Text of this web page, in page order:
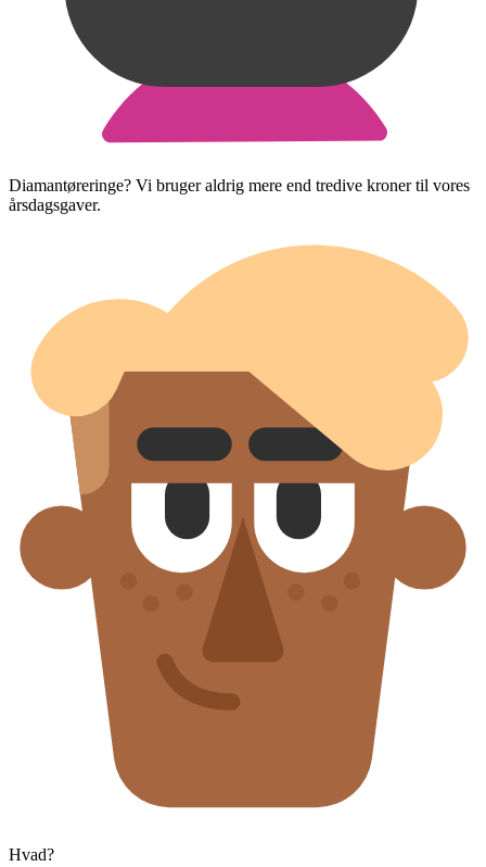
Diamantøreringe? Vi bruger aldrig mere end tredive kroner til vores
årsdagsgaver.
Hvad?